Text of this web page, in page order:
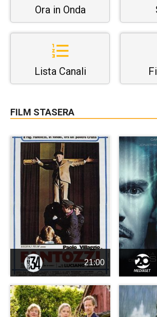
Ora in Onda
Lista Canali
FILM STASERA
21:00